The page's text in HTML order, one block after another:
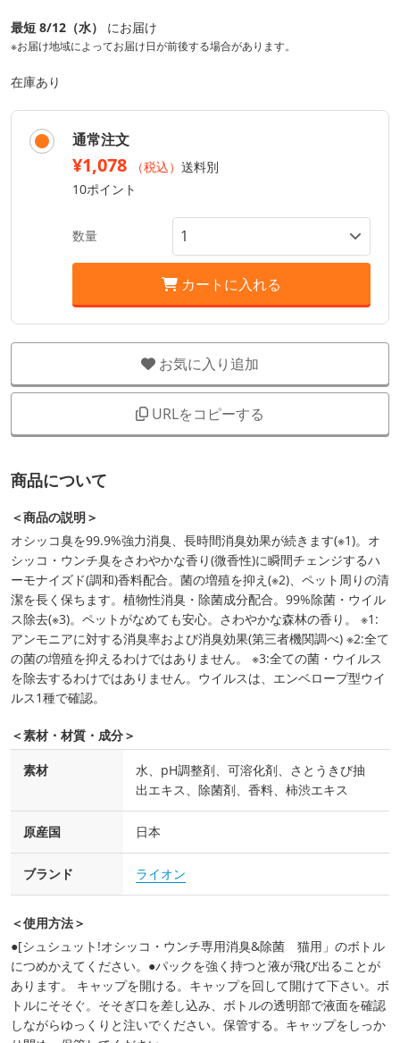
最短 8/12（水） にお届け
※お届け地域によってお届け日が前後する場合があります。
在庫あり
通常注文
¥1,078 （税込） 送料別
10ポイント
数量
カートに入れる
お気に入り追加
URLをコピーする
商品について
＜商品の説明＞
オシッコ臭を99.9%強力消臭、長時間消臭効果が続きます(※1)。オ
シッコ・ウンチ臭をさわやかな香り(微香性)に瞬間チェンジするハ
ーモナイズド(調和)香料配合。菌の増殖を抑え(※2)、ペット周りの清
潔を長く保ちます。植物性消臭・除菌成分配合。99%除菌・ウイル
ス除去(※3)。ペットがなめても安心。さわやかな森林の香り。 ※1:
アンモニアに対する消臭率および消臭効果(第三者機関調べ) ※2:全て
の菌の増殖を抑えるわけではありません。 ※3:全ての菌・ウイルス
を除去するわけではありません。ウイルスは、エンベロープ型ウイ
ルス1種で確認。
＜素材・材質・成分＞
素材
水、pH調整剤、可溶化剤、さとうきび抽
出エキス、除菌剤、香料、柿渋エキス
原産国 日本
ブランド ライオン
＜使用方法＞
●[シュシュット!オシッコ・ウンチ専用消臭&除菌 猫用」のボトル
につめかえてください。●パックを強く持つと液が飛び出ることが
あります。 キャップを開ける。キャップを回して開けて下さい。ボ
トルにそそぐ。そそぎ口を差し込み、ボトルの透明部で液面を確認
しながらゆっくりと注いでください。保管する。キャップをしっか